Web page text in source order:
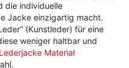
die individuelle
Jacke einzigartig macht.
(Kunstleder) für eine
weniger haltbar und
Lederjacke Material